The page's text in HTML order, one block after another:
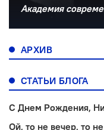
Академия
АРХИВ
СТАТЬИ БЛОГА
С Днем Рождения,
Ой, то не вечер, то